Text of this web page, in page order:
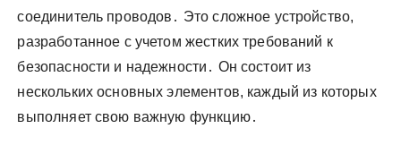
соединитель проводов․ Это сложное устройство,
разработанное с учетом жестких требований к
безопасности и надежности․ Он состоит из
нескольких основных элементов, каждый из которых
выполняет свою важную функцию․